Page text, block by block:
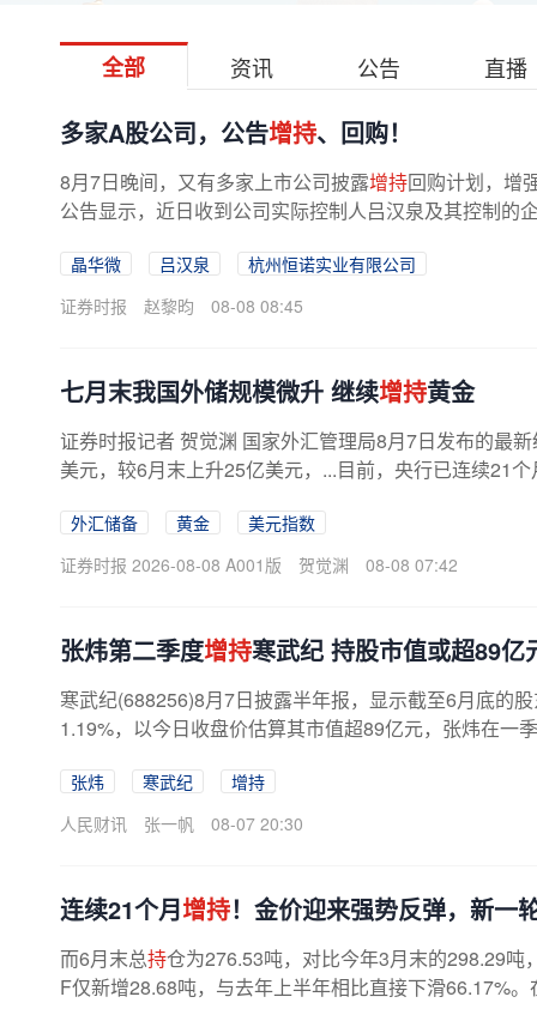
全部 资讯 公告 直播
多家A股公司，公告增持、回购！
8月7日晚间，又有多家上市公司披露增持回购计划，增
公告显示，近日收到公司实际控制人吕汉泉及其控制的
晶华微 吕汉泉
杭州恒诺实业有限公司
证券时报
赵黎昀 08-08 08:45
七月末我国外储规模微升 继续增持黄金
证券时报记者 贺觉渊 国家外汇管理局8月7日发布的最
美元，较6月末上升25亿美元，...目前，央行已连续21个
外汇储备 黄金
美元指数
证券时报 2026-08-08 A001版
贺觉渊 08-08 07:42
张炜第二季度增持寒武纪 持股市值或超89亿
寒武纪(688256)8月7日披露半年报，显示截至6月底的
1.19%，以今日收盘价估算其市值超89亿元，张炜在一
张炜 寒武纪
增持
人民财讯
张一帆 08-07 20:30
连续21个月增持！金价迎来强势反弹，新一
而6月末总持仓为276.53吨，对比今年3月末的298.29
F仅新增28.68吨，与去年上半年相比直接下滑66.17%